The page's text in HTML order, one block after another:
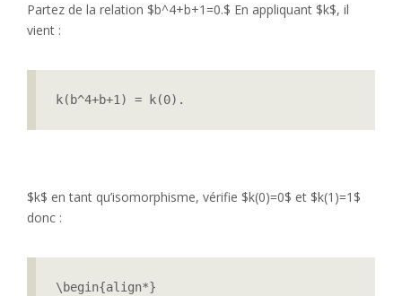
Partez de la relation $b^4+b+1=0.$ En appliquant $k$, il
vient :
k(b^4+b+1) = k(0).
$k$ en tant qu’isomorphisme, vérifie $k(0)=0$ et $k(1)=1$
donc :
\begin{align*}